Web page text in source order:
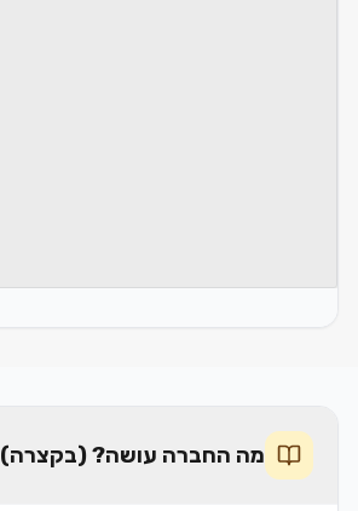
מה החברה עושה? (בקצרה)